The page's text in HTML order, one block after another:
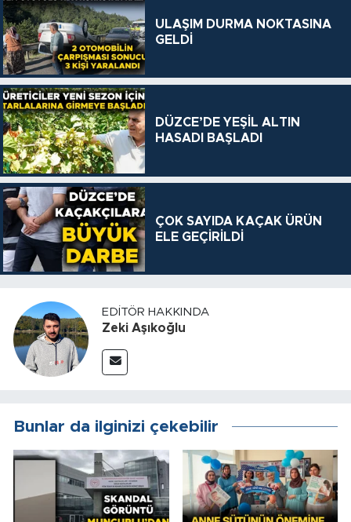
ULAŞIM DURMA NOKTASINA
GELDİ
DÜZCE’DE YEŞİL ALTIN
HASADI BAŞLADI
ÇOK SAYIDA KAÇAK ÜRÜN
ELE GEÇİRİLDİ
EDITÖR HAKKINDA
Zeki Aşıkoğlu
Bunlar da ilginizi çekebilir